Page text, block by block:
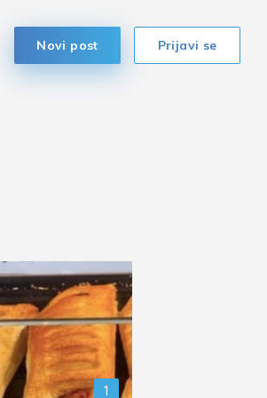
Prijavi se
Novi post
1